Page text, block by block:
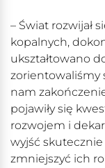
– Świat rozwijał
kopalnych,
ukształtowano
zorientowaliśmy
nam
pojawiły się
rozwojem i
wyjść
zmniejszyć ich